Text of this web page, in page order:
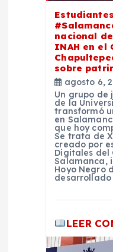
nacional
INAH en el
sobre
agosto 6,
Un grupo de
de la
transformó
en
que hoy
Se trata de
creado por
Digitales del
Salamanca,
Hoyo Negro
LEER